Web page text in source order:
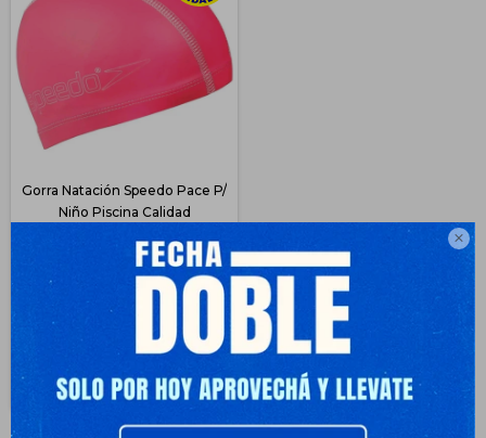

Gorra Natación Speedo Pace P/
Niño Piscina Calidad
1.390 41
$ 614
695
Disponible Envío